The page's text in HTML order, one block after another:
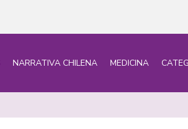
NARRATIVA CHILENA MEDICINA